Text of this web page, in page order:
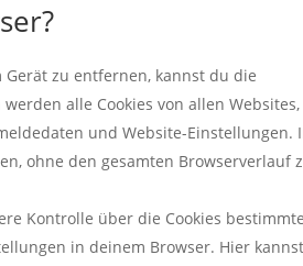
Gerät zu entfernen, kannst du die
alle Cookies von allen
und Website-Einstellungen.
ohne den gesamten Browserverlauf
Kontrolle über die Cookies
in deinem Browser. Hier